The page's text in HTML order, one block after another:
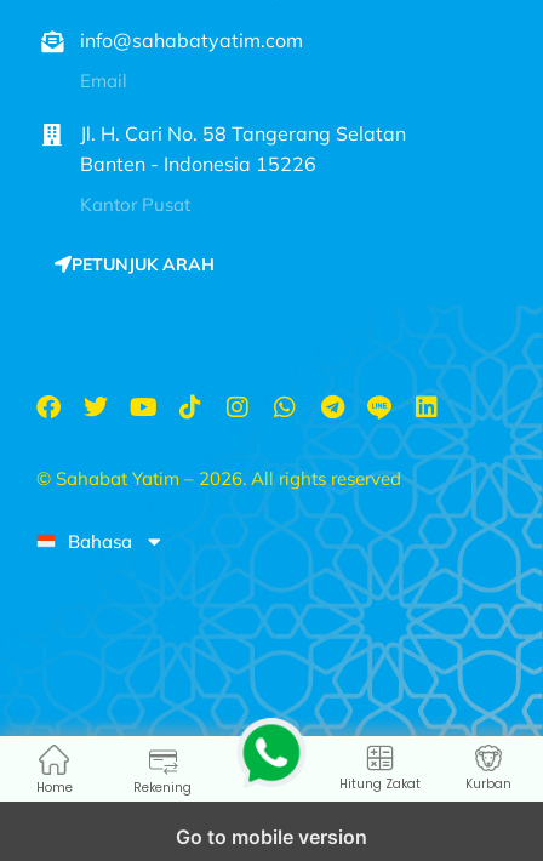
info@sahabatyatim.com
Email
Jl. H. Cari No. 58 Tangerang Selatan
Banten - Indonesia 15226
Kantor Pusat
PETUNJUK ARAH
© Sahabat Yatim – 2026. All rights reserved
Bahasa
Home Rekening Hitung Zakat Kurban
Go to mobile version